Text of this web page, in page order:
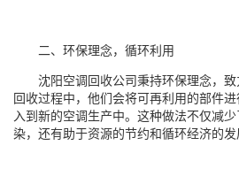
二、环保理念，循环利用
沈阳空调回收公司秉持环保理念，
回收过程中，他们会将可再利用的部件
入到新的空调生产中。这种做法不仅减
染，还有助于资源的节约和循环经济的发